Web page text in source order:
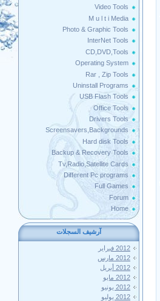
Video Tools
M u l t i Media
Photo & Graphic Tools
InterNet Tools
CD,DVD,Tools
Operating System
Rar , Zip Tools
Uninstall Programs
USB Flash Tools
Office Tools
Drivers Tools
Screensavers,Backgrounds
Hard disk Tools
Backup & Recovery Tools
Tv,Radio,Satellite Cards
Different Pc programs
Full Games
Forum
Home
آرشيف السجلات
2012 فبراير
2012 مارس
2012 أبريل
2012 مايو
2012 يونيو
2012 يوليو